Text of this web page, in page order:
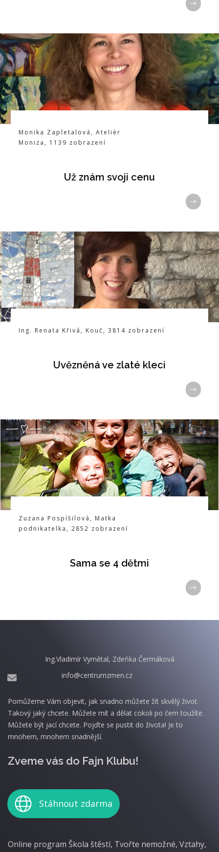
Monika Zapletalová ,Ateliér
Moniza , 1139 zobrazení
Už znám svoji cenu
Ing. Renata Křivá , Kouč,3814 zobrazení
Uvězněná ve zlaté kleci
Zuzana Pospíšilová , Matka
podnikatelka ,2852 zobrazení
Sama se 4 dětmi
Ing.Vladimír Vymětal, Zdeňka Čermáková
info@centrumzmen.cz
Pomůžeme Vám objevit, jak snadno můžete žít skvělý život.
Takový jaký chcete. Můžete mít a dělat cokoli po čem toužíte.
Můžete být jací chcete. Pojďte se pustit do života! Je to
mnohem, mnohem snadnější.
Zveme vás do Fajn Klubu!
Stáhnout zdarma
Online program Škola štěstí, Tvořte nemožné, Vztahy,